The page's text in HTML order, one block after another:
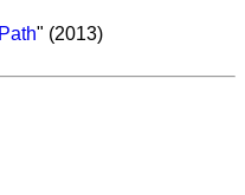
" (2013)